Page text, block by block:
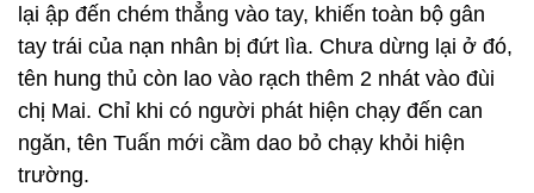
lại ập đến chém thẳng vào tay, khiến toàn bộ gân
tay trái của nạn nhân bị đứt lìa. Chưa dừng lại ở đó,
tên hung thủ còn lao vào rạch thêm 2 nhát vào đùi
chị Mai. Chỉ khi có người phát hiện chạy đến can
ngăn, tên Tuấn mới cầm dao bỏ chạy khỏi hiện
trường.